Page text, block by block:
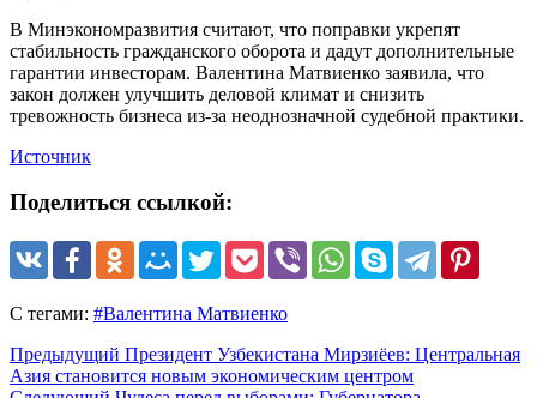
В Минэкономразвития считают, что поправки укрепят
стабильность гражданского оборота и дадут дополнительные
гарантии инвесторам. Валентина Матвиенко заявила, что
закон должен улучшить деловой климат и снизить
тревожность бизнеса из-за неоднозначной судебной практики.
Источник
Поделиться ссылкой:
С тегами: #Валентина Матвиенко
Предыдущий Президент Узбекистана Мирзиёев: Центральная
Азия становится новым экономическим центром